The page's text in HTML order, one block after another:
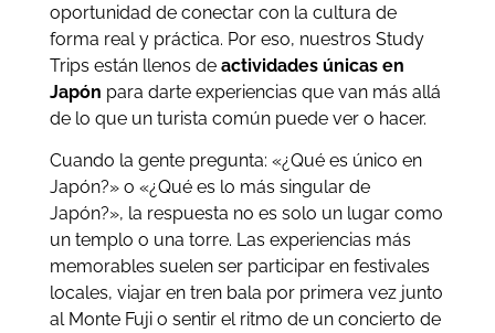
oportunidad de conectar con la cultura de
forma real y práctica. Por eso, nuestros Study
Trips están llenos de actividades únicas en
Japón para darte experiencias que van más allá
de lo que un turista común puede ver o hacer.
Cuando la gente pregunta: «¿Qué es único en
Japón?» o «¿Qué es lo más singular de
Japón?», la respuesta no es solo un lugar como
un templo o una torre. Las experiencias más
memorables suelen ser participar en festivales
locales, viajar en tren bala por primera vez junto
al Monte Fuji o sentir el ritmo de un concierto de